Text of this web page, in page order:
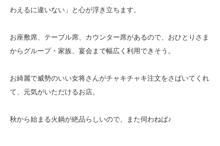
わえるに違いない」と心が浮き立ちます。
お座敷席、テーブル席、カウンター席があるので、おひとりさま
からグループ・家族、宴会まで幅広く利用できそう。
お綺麗で威勢のいい女将さんがチャキチャキ注文をさばいてくれ
て、元気がいただけるお店。
秋から始まる火鍋が絶品らしいので、また伺わねば♪